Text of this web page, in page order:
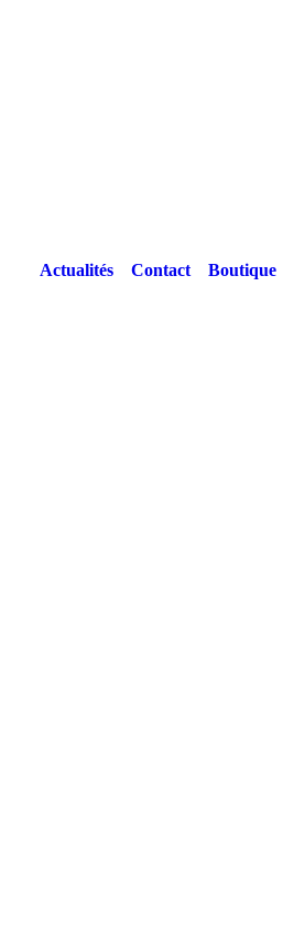
Actualités Contact Boutique